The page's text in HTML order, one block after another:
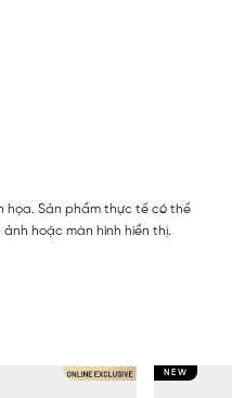
họa. Sản phẩm thực tế có thể
hoặc màn hình hiển thị.
NEW